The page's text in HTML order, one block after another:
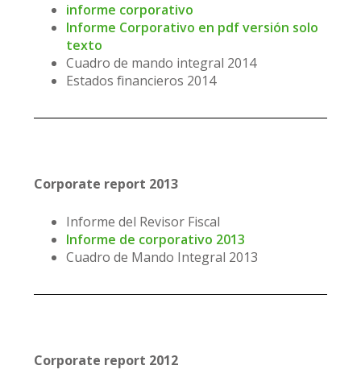
informe corporativo
Informe Corporativo en pdf versión solo
texto
Cuadro de mando integral 2014
Estados financieros 2014
Corporate report 2013
Informe del Revisor Fiscal
Informe de corporativo 2013
Cuadro de Mando Integral 2013
Corporate report 2012